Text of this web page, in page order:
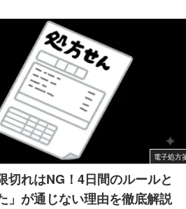
電子処方
切れはNG！4日間のルールと
」が通じない理由を徹底解説